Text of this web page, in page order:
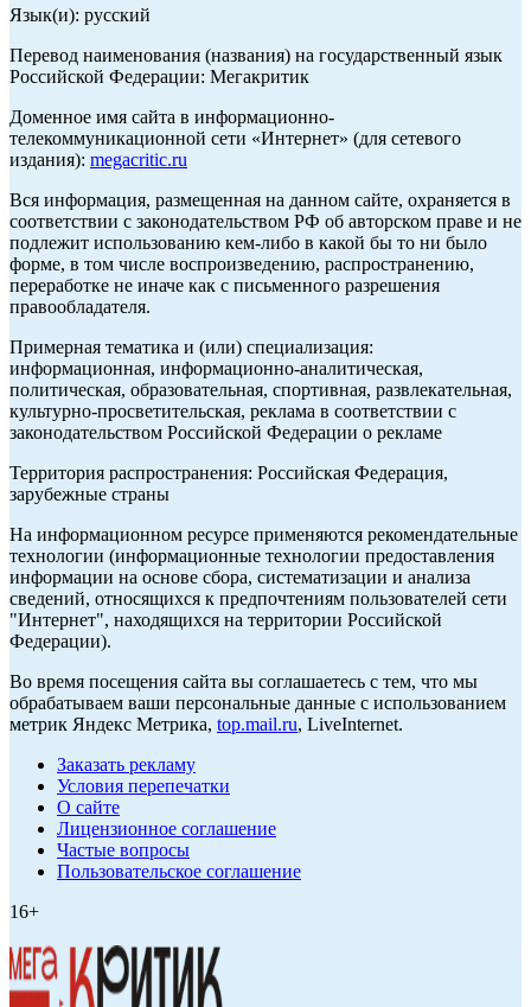
Язык(и): русский
Перевод наименования (названия) на государственный язык
Российской Федерации: Мегакритик
Доменное имя сайта в информационно-
телекоммуникационной сети «Интернет» (для сетевого
издания): megacritic.ru
Вся информация, размещенная на данном сайте, охраняется в
соответствии с законодательством РФ об авторском праве и не
подлежит использованию кем-либо в какой бы то ни было
форме, в том числе воспроизведению, распространению,
переработке не иначе как с письменного разрешения
правообладателя.
Примерная тематика и (или) специализация:
информационная, информационно-аналитическая,
политическая, образовательная, спортивная, развлекательная,
культурно-просветительская, реклама в соответствии с
законодательством Российской Федерации о рекламе
Территория распространения: Российская Федерация,
зарубежные страны
На информационном ресурсе применяются рекомендательные
технологии (информационные технологии предоставления
информации на основе сбора, систематизации и анализа
сведений, относящихся к предпочтениям пользователей сети
"Интернет", находящихся на территории Российской
Федерации).
Во время посещения сайта вы соглашаетесь с тем, что мы
обрабатываем ваши персональные данные с использованием
метрик Яндекс Метрика, top.mail.ru, LiveInternet.
Заказать рекламу
Условия перепечатки
О сайте
Лицензионное соглашение
Частые вопросы
Пользовательское соглашение
16+